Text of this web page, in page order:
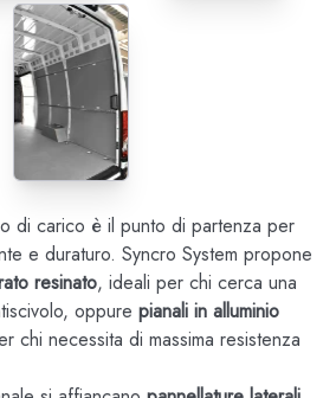
di carico è il punto di partenza per
e duraturo. Syncro System propone
resinato, ideali per chi cerca una
oppure pianali in alluminio
chi necessita di massima resistenza